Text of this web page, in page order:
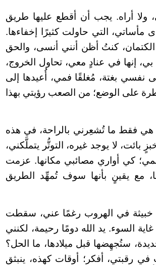
ولا أراه. يجب أن أقطع عليها طريق
مأساتي، التي حاولت كثيرًا إخفاءها.
كنتُ أظن أنني أنسى، والحق
إنها في عنادٍ معي، تحاول الخروج،
نفسي بغتة، مُغلقًا فمي، أُعيدها إلى
على الوضع؛ من الصعب رؤيتي بهذا
هي فقط ما تُشعِرني بالراحة، في هذه
بائت، لا يوجد غيره، التوتُّر يتملَّكني،
كي أواري مصائبي مكانها. عزمت
مع يقينٍ بأنها سوف تُمهِّد الطريق
خبيثة في الهروب رغمًا عني، سقطت
السوء. يد الله دومًا رحيمة، لكنني
ستُجهِضها قبل ميلادها، ما الحل؟
رقبتي، أفكر؛ أوقات كهذه، ينبثق